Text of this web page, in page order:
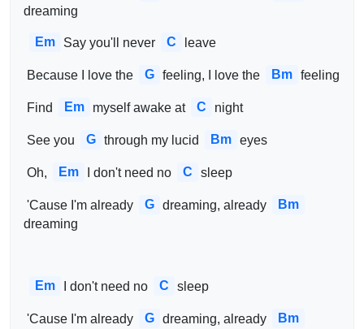
dreaming
Em Say you'll never C leave
Because I love the G feeling, I love the Bm feeling
Find Em myself awake at C night
See you G through my lucid Bm eyes
Oh, Em I don't need no C sleep
'Cause I'm already G dreaming, already
Bm
dreaming
Em I don't need no C sleep
'Cause I'm already G dreaming, already
Bm